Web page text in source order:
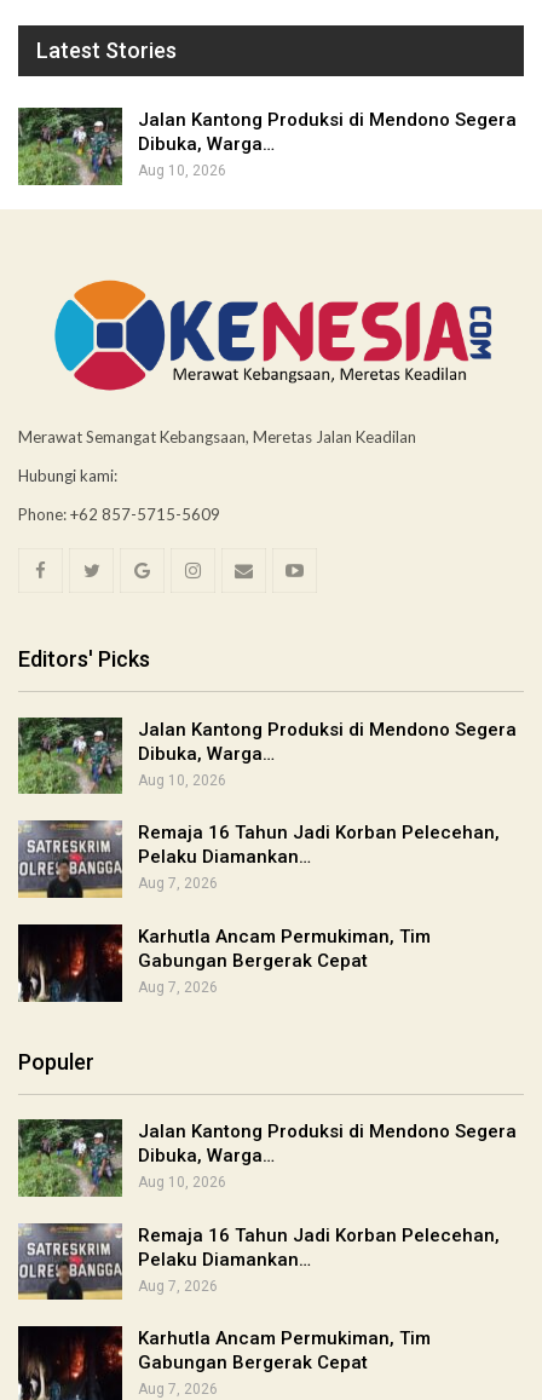
Latest Stories
Jalan Kantong Produksi di Mendono Segera
Dibuka, Warga…
Aug 10, 2026
Merawat Semangat Kebangsaan, Meretas Jalan Keadilan
Hubungi kami:
Phone: +62 857-5715-5609
Editors' Picks
Jalan Kantong Produksi di Mendono Segera
Dibuka, Warga…
Aug 10, 2026
Remaja 16 Tahun Jadi Korban Pelecehan,
Pelaku Diamankan…
Aug 7, 2026
Karhutla Ancam Permukiman, Tim
Gabungan Bergerak Cepat
Aug 7, 2026
Populer
Jalan Kantong Produksi di Mendono Segera
Dibuka, Warga…
Aug 10, 2026
Remaja 16 Tahun Jadi Korban Pelecehan,
Pelaku Diamankan…
Aug 7, 2026
Karhutla Ancam Permukiman, Tim
Gabungan Bergerak Cepat
Aug 7, 2026